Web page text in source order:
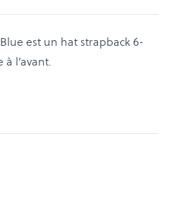
est un hat strapback 6-
l’avant.